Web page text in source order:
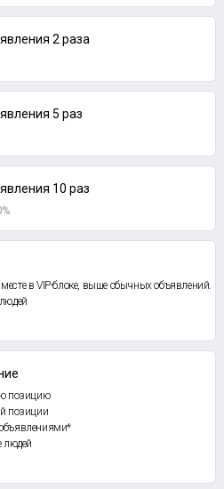
2 раза
5 раз
10 раз
в VIP-блоке, выше обычных объявлений.
позицию
позиции
людей